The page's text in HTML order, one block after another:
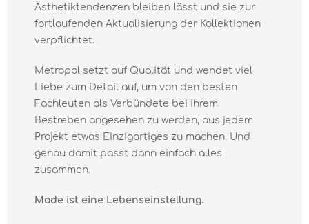
Ästhetiktendenzen bleiben lässt und sie zur
fortlaufenden Aktualisierung der Kollektionen
verpflichtet.
Metropol setzt auf Qualität und wendet viel
Liebe zum Detail auf, um von den besten
Fachleuten als Verbündete bei ihrem
Bestreben angesehen zu werden, aus jedem
Projekt etwas Einzigartiges zu machen. Und
genau damit passt dann einfach alles
zusammen.
Mode ist eine Lebenseinstellung.